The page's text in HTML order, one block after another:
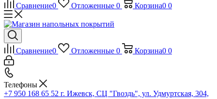
Сравнение0 Отложенные 0 Корзина0 0
Сравнение0 Отложенные 0 Корзина0 0
Телефоны
+7 950 168 65 52 г. Ижевск, СЦ "Гвоздь", ул. Удмуртская, 304,